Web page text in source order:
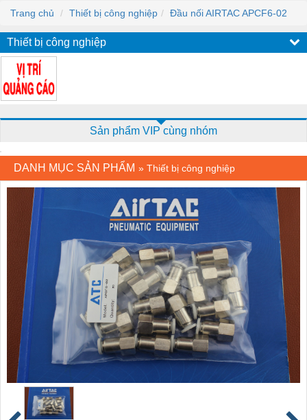
Trang chủ Thiết bị công nghiệp Đầu nối AIRTAC APCF6-02
Thiết bị công nghiệp
Sản phẩm VIP cùng nhóm
DANH MỤC SẢN PHẨM » Thiết bị công nghiệp